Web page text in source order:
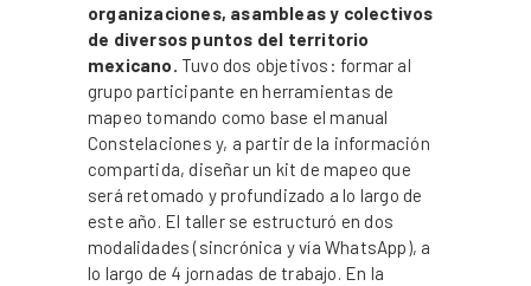
organizaciones, asambleas y colectivos
de diversos puntos del territorio
mexicano. Tuvo dos objetivos: formar al
grupo participante en herramientas de
mapeo tomando como base el manual
Constelaciones y, a partir de la información
compartida, diseñar un kit de mapeo que
será retomado y profundizado a lo largo de
este año. El taller se estructuró en dos
modalidades (sincrónica y vía WhatsApp), a
lo largo de 4 jornadas de trabajo. En la